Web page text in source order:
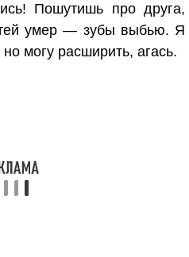
Пошутишь про друга,
умер — зубы выбью. Я
могу расширить, агась.